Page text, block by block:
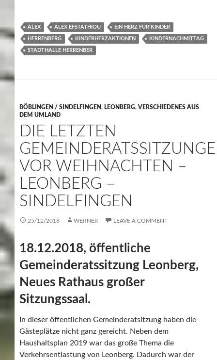
ALEX ALEX EFSTATHIOU EIN HERZ FÜR KINDER
HERRENBERG KINDERHERZAKTIONEN KINDERNACHMITTAG
STADTHALLE HERRENBER
BÖBLINGEN / SINDELFINGEN, LEONBERG, VERSCHIEDENES AUS
DEM UMLAND
DIE LETZTEN
VOR WEIHNACHTEN –
LEONBERG –
SINDELFINGEN
25/12/2018 WERNER LEAVE A COMMENT
18.12.2018, öffentliche
Gemeinderatssitzung Leonberg,
Neues Rathaus großer
Sitzungssaal.
In dieser öffentlichen Gemeinderatsitzung haben die
Gästeplätze nicht ganz gereicht. Neben dem
Haushaltsplan 2019 war das große Thema die
Verkehrsentlastung von Leonberg. Dadurch war der